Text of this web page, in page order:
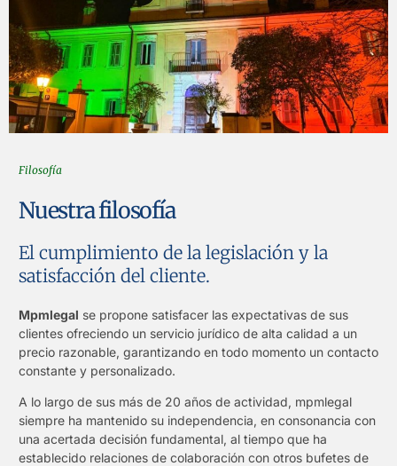
Filosofía
Nuestra filosofía
El cumplimiento de la legislación y la
satisfacción del cliente.
Mpmlegal se propone satisfacer las expectativas de sus
clientes ofreciendo un servicio jurídico de alta calidad a un
precio razonable, garantizando en todo momento un contacto
constante y personalizado.
A lo largo de sus más de 20 años de actividad, mpmlegal
siempre ha mantenido su independencia, en consonancia con
una acertada decisión fundamental, al tiempo que ha
establecido relaciones de colaboración con otros bufetes de